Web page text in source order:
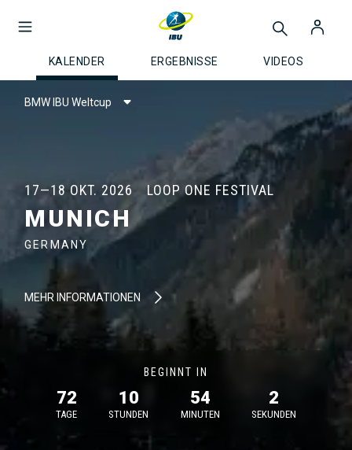
KALENDER ERGEBNISSE VIDEOS
BMW IBU Weltcup
17—18 OKT. 2026 LOOP ONE FESTIVAL
MUNICH
GERMANY
MEHR INFORMATIONEN
BEGINNT IN
72
TAGE
10
STUNDEN
54
MINUTEN
2
SEKUNDEN